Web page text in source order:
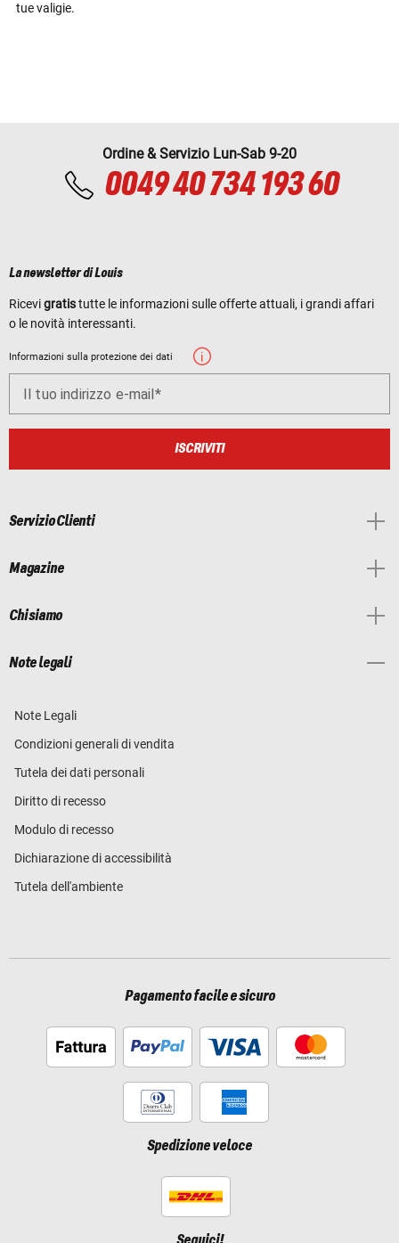
tue valigie.
Ordine & Servizio Lun-Sab 9-20
0049 40 734 193 60
La newsletter di Louis
Ricevigratistutte le informazioni sulle offerte attuali, i grandi affari
o le novità interessanti.
Informazioni sulla protezione dei dati
Il tuo indirizzo e-mail
ISCRIVITI
Servizio Clienti
Magazine
Chi siamo
Note legali
Note Legali
Condizioni generali di vendita
Tutela dei dati personali
Diritto di recesso
Modulo di recesso
Dichiarazione di accessibilità
Tutela dell'ambiente
Pagamento facile e sicuro
Spedizione veloce